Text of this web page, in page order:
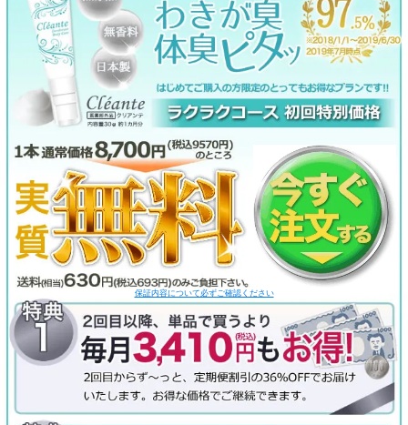
保証内容について必ずご確認ください